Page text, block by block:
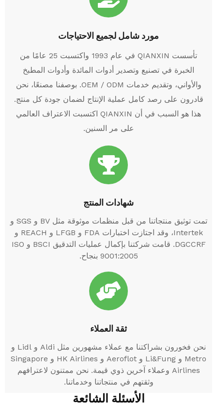
مورد شامل لجميع الاحتياجات
تأسست QIANXIN في عام 1993 واكتسبت 25 عامًا من
الخبرة في تصنيع وتصدير أدوات المائدة وأدوات المطبخ
والأواني، وتقديم خدمات OEM / ODM. بوصفنا مصنعًا، نحن
قادرون على رصد كامل عملية الإنتاج لضمان جودة كل منتج.
هذا هو السبب في أن QIANXIN اكتسبت الاعتراف العالمي
على مر السنين.
شهادات المنتج
تمت توثيق منتجاتنا من قبل منظمات موثوقة مثل BV و SGS و
Intertek، وقد اجتازت اختبارات FDA و LFGB و REACH و
DGCCRF. قامت شركتنا بإكمال عمليات التدقيق BSCI و ISO
9001:2005 بنجاح.
ثقة العملاء
نحن فخورون بشراكتنا مع عملاء مشهورين مثل Aldi و Lidl و
Metro و Li&Fung و Aeroflot و HK Airlines و Singapore
Airlines وعملاء آخرين ذوي قيمة. نحن ممتنون لاعترافهم
وثقتهم في منتجاتنا وخدماتنا.
الأسئلة الشائعة